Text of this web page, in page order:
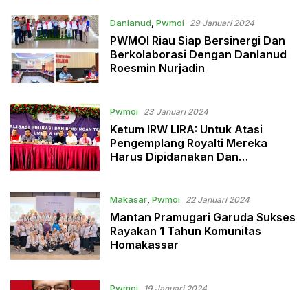
Danlanud, Pwmoi 29 Januari 2024
PWMOI Riau Siap Bersinergi Dan
Berkolaborasi Dengan Danlanud
Roesmin Nurjadin
Pwmoi 23 Januari 2024
Ketum IRW LIRA: Untuk Atasi
Pengemplang Royalti Mereka
Harus Dipidanakan Dan
Makasar, Pwmoi 22 Januari 2024
Mantan Pramugari Garuda Sukses
Rayakan 1 Tahun Komunitas
Homakassar
Pwmoi